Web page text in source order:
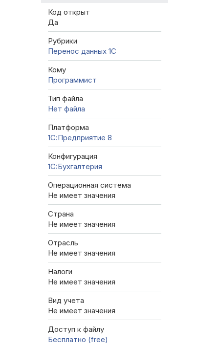
Код открыт
Да
Рубрики
Перенос данных 1C
Кому
Программист
Тип файла
Нет файла
Платформа
1С:Предприятие 8
Конфигурация
1C:Бухгалтерия
Операционная система
Не имеет значения
Страна
Не имеет значения
Отрасль
Не имеет значения
Налоги
Не имеет значения
Вид учета
Не имеет значения
Доступ к файлу
Бесплатно (free)